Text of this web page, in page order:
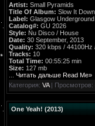
Artist: Small Pyramids
Title Of Album: Slow It Down
Label: Glasgow Underground
Catalog#: GU 2026
Style: Nu Disco / House
Date: 30 September, 2013
Quality: 320 kbps / 44100Hz
Tracks: 10
Total Time: 00:55:25 min
Size: 127 mb
Читать дальше Read Me»
Категория: VA| Просмотров:
One Yeah! (2013)